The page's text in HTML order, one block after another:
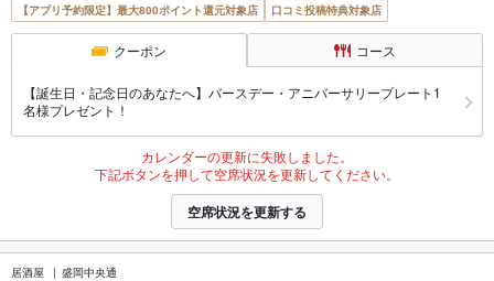
【アプリ予約限定】最大800ポイント還元対象店 口コミ投稿特典対象店
クーポン コース
【誕生日・記念日のあなたへ】バースデー・アニバーサリープレート1
名様プレゼント！
カレンダーの更新に失敗しました。
下記ボタンを押して空席状況を更新してください。
空席状況を更新する
居酒屋 盛岡中央通